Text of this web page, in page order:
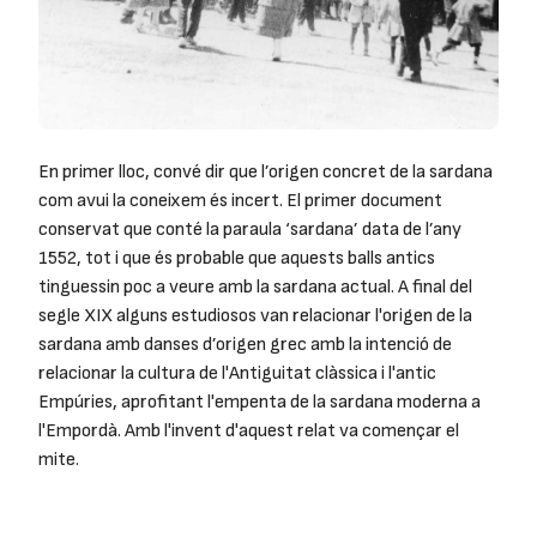
En primer lloc, convé dir que l’origen concret de la sardana
com avui la coneixem és incert. El primer document
conservat que conté la paraula ‘sardana’ data de l’any
1552, tot i que és probable que aquests balls antics
tinguessin poc a veure amb la sardana actual. A final del
segle XIX alguns estudiosos van relacionar l'origen de la
sardana amb danses d’origen grec amb la intenció de
relacionar la cultura de l'Antiguitat clàssica i l'antic
Empúries, aprofitant l'empenta de la sardana moderna a
l'Empordà. Amb l'invent d'aquest relat va començar el
mite.